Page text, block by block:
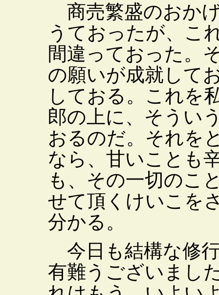
商売繁盛のおか
うておったが、こ
間違っておった。
の願いが成就して
しておる。これを
郎の上に、そうい
おるのだ。それを
なら、甘いことも
も、その一切のこ
せて頂くけいこを
分かる。
今日も結構な修
有難うございまし